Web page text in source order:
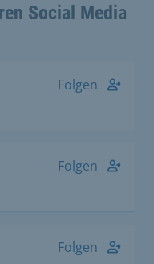
Social Media
Folgen
Folgen
Folgen